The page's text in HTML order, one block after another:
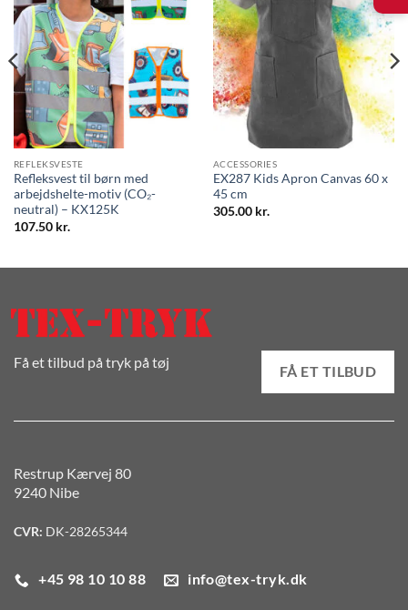
REFLEKSVESTE
Refleksvest til børn med
arbejdshelte-motiv (CO₂-
neutral) – KX125K
107.50 kr.
ACCESSORIES
EX287 Kids Apron Canvas 60 x
45 cm
305.00 kr.
Få et tilbud på tryk på tøj
FÅ ET TILBUD
Restrup Kærvej 80
9240 Nibe
CVR: DK-28265344
+45 98 10 10 88 info@tex-tryk.dk